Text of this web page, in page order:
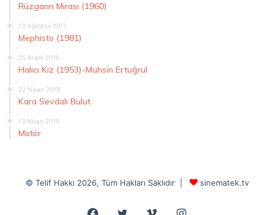
Rüzgarın Mirası (1960)
13 Ağustos 2017
Mephisto (1981)
25 Aralık 2015
Halıcı Kız (1953)-Muhsin Ertuğrul
22 Nisan 2019
Kara Sevdalı Bulut
13 Nisan 2019
Motör
© Telif Hakkı 2026, Tüm Hakları Saklıdır | sinematek.tv